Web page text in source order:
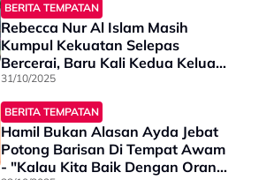
BERITA TEMPATAN
Rebecca Nur Al Islam Masih
Kumpul Kekuatan Selepas
Bercerai, Baru Kali Kedua Keluar
Rumah - "Saya Terkejut, Tapi
Mungkin Dah Takdir Allah"
31/10/2025
BERITA TEMPATAN
Hamil Bukan Alasan Ayda Jebat
Potong Barisan Di Tempat Awam
- "Kalau Kita Baik Dengan Orang,